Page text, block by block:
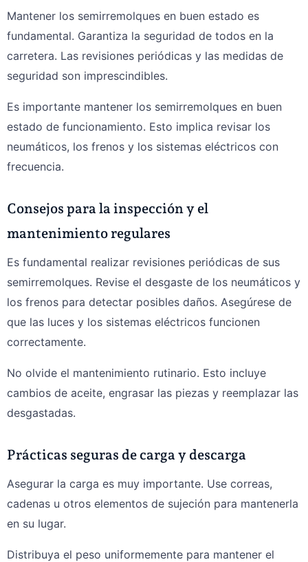
Mantener los semirremolques en buen estado es
fundamental. Garantiza la seguridad de todos en la
carretera. Las revisiones periódicas y las medidas de
seguridad son imprescindibles.
Es importante mantener los semirremolques en buen
estado de funcionamiento. Esto implica revisar los
neumáticos, los frenos y los sistemas eléctricos con
frecuencia.
Consejos para la inspección y el
mantenimiento regulares
Es fundamental realizar revisiones periódicas de sus
semirremolques. Revise el desgaste de los neumáticos y
los frenos para detectar posibles daños. Asegúrese de
que las luces y los sistemas eléctricos funcionen
correctamente.
No olvide el mantenimiento rutinario. Esto incluye
cambios de aceite, engrasar las piezas y reemplazar las
desgastadas.
Prácticas seguras de carga y descarga
Asegurar la carga es muy importante. Use correas,
cadenas u otros elementos de sujeción para mantenerla
en su lugar.
Distribuya el peso uniformemente para mantener el